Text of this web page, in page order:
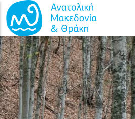
Παράκαμψη προς το κυρίως